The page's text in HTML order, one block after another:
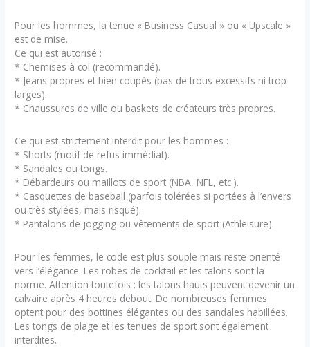
Pour les hommes, la tenue « Business Casual » ou « Upscale »
est de mise.
Ce qui est autorisé :
* Chemises à col (recommandé).
* Jeans propres et bien coupés (pas de trous excessifs ni trop
larges).
* Chaussures de ville ou baskets de créateurs très propres.
Ce qui est strictement interdit pour les hommes :
* Shorts (motif de refus immédiat).
* Sandales ou tongs.
* Débardeurs ou maillots de sport (NBA, NFL, etc.).
* Casquettes de baseball (parfois tolérées si portées à l’envers
ou très stylées, mais risqué).
* Pantalons de jogging ou vêtements de sport (Athleisure).
Pour les femmes, le code est plus souple mais reste orienté
vers l’élégance. Les robes de cocktail et les talons sont la
norme. Attention toutefois : les talons hauts peuvent devenir un
calvaire après 4 heures debout. De nombreuses femmes
optent pour des bottines élégantes ou des sandales habillées.
Les tongs de plage et les tenues de sport sont également
interdites.